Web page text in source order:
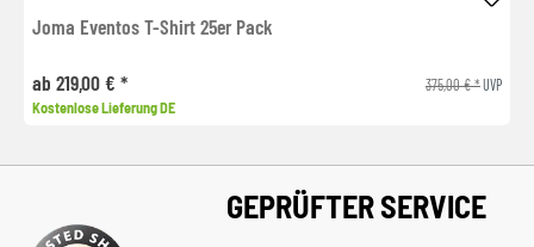
Joma Eventos T-Shirt 25er Pack
ab 219,00 € * 375,00 € *UVP
Kostenlose Lieferung DE
GEPRÜFTER SERVICE